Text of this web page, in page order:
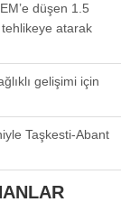
düşen 1.5
tehlikeye atarak
gelişimi için
Taşkesti-Abant